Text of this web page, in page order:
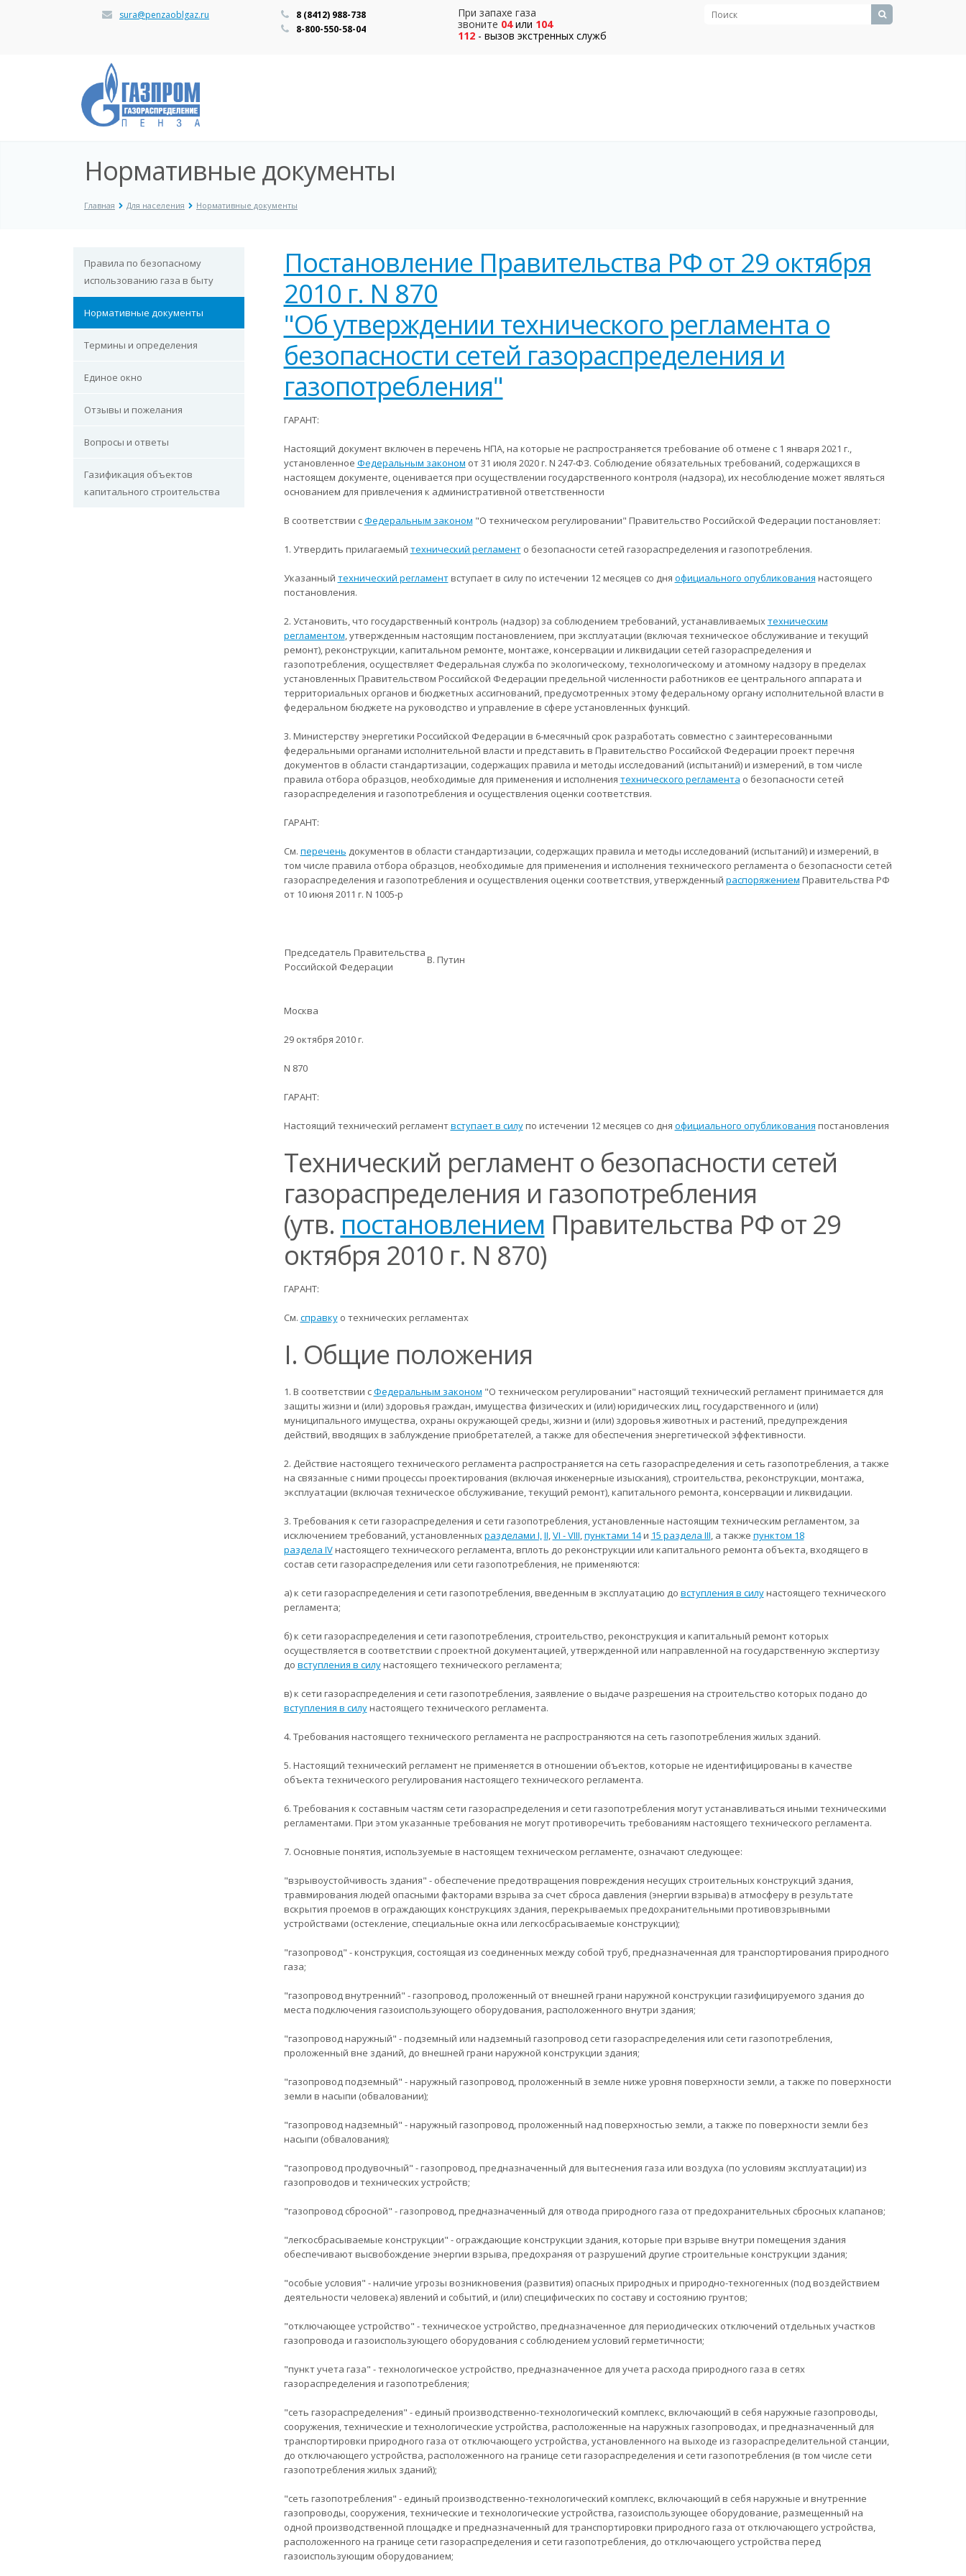
sura@penzaoblgaz.ru
8 (8412) 988-738
8-800-550-58-04
При запахе газа
звоните 04 или 104
112 - вызов экстренных служб
Нормативные документы
Главная Для населения Нормативные документы
Правила по безопасному
использованию газа в быту
Нормативные документы
Термины и определения
Единое окно
Отзывы и пожелания
Вопросы и ответы
Газификация объектов
капитального строительства
Постановление Правительства РФ от 29 октября
2010 г. N 870
"Об утверждении технического регламента о
безопасности сетей газораспределения и
газопотребления"
ГАРАНТ:
Настоящий документ включен в перечень НПА, на которые не распространяется требование об отмене с 1 января 2021 г.,
установленное Федеральным законом от 31 июля 2020 г. N 247-ФЗ. Соблюдение обязательных требований, содержащихся в
настоящем документе, оценивается при осуществлении государственного контроля (надзора), их несоблюдение может являться
основанием для привлечения к административной ответственности
В соответствии сФедеральным законом "О техническом регулировании" Правительство Российской Федерации постановляет:
1. Утвердить прилагаемый технический регламенто безопасности сетей газораспределения и газопотребления.
Указанный технический регламентвступает в силу по истечении 12 месяцев со дня официального опубликования настоящего
постановления.
2. Установить, что государственный контроль (надзор) за соблюдением требований, устанавливаемыхтехническим
регламентом, утвержденным настоящим постановлением, при эксплуатации (включая техническое обслуживание и текущий
ремонт), реконструкции, капитальном ремонте, монтаже, консервации и ликвидации сетей газораспределения и
газопотребления, осуществляет Федеральная служба по экологическому, технологическому и атомному надзору в пределах
установленных Правительством Российской Федерации предельной численности работников ее центрального аппарата и
территориальных органов и бюджетных ассигнований, предусмотренных этому федеральному органу исполнительной власти в
федеральном бюджете на руководство и управление в сфере установленных функций.
3. Министерству энергетики Российской Федерации в 6-месячный срок разработать совместно с заинтересованными
федеральными органами исполнительной власти и представить в Правительство Российской Федерации проект перечня
документов в области стандартизации, содержащих правила и методы исследований (испытаний) и измерений, в том числе
правила отбора образцов, необходимые для применения и исполнения технического регламента о безопасности сетей
газораспределения и газопотребления и осуществления оценки соответствия.
ГАРАНТ:
См. перечень документов в области стандартизации, содержащих правила и методы исследований (испытаний) и измерений, в
том числе правила отбора образцов, необходимые для применения и исполнения технического регламента о безопасности сетей
газораспределения и газопотребления и осуществления оценки соответствия, утвержденный распоряжением Правительства РФ
от 10 июня 2011 г. N 1005-р
Председатель Правительства
Российской Федерации
В. Путин
Москва
29 октября 2010 г.
N 870
ГАРАНТ:
Настоящий технический регламентвступает в силупо истечении 12 месяцев со дня официального опубликования постановления
Технический регламент о безопасности сетей
газораспределения и газопотребления
(утв. постановлением Правительства РФ от 29
октября 2010 г. N 870)
ГАРАНТ:
См. справкуо технических регламентах
I. Общие положения
1. В соответствии сФедеральным законом "О техническом регулировании" настоящий технический регламент принимается для
защиты жизни и (или) здоровья граждан, имущества физических и (или) юридических лиц, государственного и (или)
муниципального имущества, охраны окружающей среды, жизни и (или) здоровья животных и растений, предупреждения
действий, вводящих в заблуждение приобретателей, а также для обеспечения энергетической эффективности.
2. Действие настоящего технического регламента распространяется на сеть газораспределения и сеть газопотребления, а также
на связанные с ними процессы проектирования (включая инженерные изыскания), строительства, реконструкции, монтажа,
эксплуатации (включая техническое обслуживание, текущий ремонт), капитального ремонта, консервации и ликвидации.
3. Требования к сети газораспределения и сети газопотребления, установленные настоящим техническим регламентом, за
исключением требований, установленныхразделами I,II,VI - VIII,пунктами 14и 15 раздела III, а также пунктом 18
раздела IVнастоящего технического регламента, вплоть до реконструкции или капитального ремонта объекта, входящего в
состав сети газораспределения или сети газопотребления, не применяются:
а) к сети газораспределения и сети газопотребления, введенным в эксплуатацию до вступления в силунастоящего технического
регламента;
б) к сети газораспределения и сети газопотребления, строительство, реконструкция и капитальный ремонт которых
осуществляется в соответствии с проектной документацией, утвержденной или направленной на государственную экспертизу
до вступления в силунастоящего технического регламента;
в) к сети газораспределения и сети газопотребления, заявление о выдаче разрешения на строительство которых подано до
вступления в силунастоящего технического регламента.
4. Требования настоящего технического регламента не распространяются на сеть газопотребления жилых зданий.
5. Настоящий технический регламент не применяется в отношении объектов, которые не идентифицированы в качестве
объекта технического регулирования настоящего технического регламента.
6. Требования к составным частям сети газораспределения и сети газопотребления могут устанавливаться иными техническими
регламентами. При этом указанные требования не могут противоречить требованиям настоящего технического регламента.
7. Основные понятия, используемые в настоящем техническом регламенте, означают следующее:
"взрывоустойчивость здания" - обеспечение предотвращения повреждения несущих строительных конструкций здания,
травмирования людей опасными факторами взрыва за счет сброса давления (энергии взрыва) в атмосферу в результате
вскрытия проемов в ограждающих конструкциях здания, перекрываемых предохранительными противовзрывными
устройствами (остекление, специальные окна или легкосбрасываемые конструкции);
"газопровод" - конструкция, состоящая из соединенных между собой труб, предназначенная для транспортирования природного
газа;
"газопровод внутренний" - газопровод, проложенный от внешней грани наружной конструкции газифицируемого здания до
места подключения газоиспользующего оборудования, расположенного внутри здания;
"газопровод наружный" - подземный или надземный газопровод сети газораспределения или сети газопотребления,
проложенный вне зданий, до внешней грани наружной конструкции здания;
"газопровод подземный" - наружный газопровод, проложенный в земле ниже уровня поверхности земли, а также по поверхности
земли в насыпи (обваловании);
"газопровод надземный" - наружный газопровод, проложенный над поверхностью земли, а также по поверхности земли без
насыпи (обвалования);
"газопровод продувочный" - газопровод, предназначенный для вытеснения газа или воздуха (по условиям эксплуатации) из
газопроводов и технических устройств;
"газопровод сбросной" - газопровод, предназначенный для отвода природного газа от предохранительных сбросных клапанов;
"легкосбрасываемые конструкции" - ограждающие конструкции здания, которые при взрыве внутри помещения здания
обеспечивают высвобождение энергии взрыва, предохраняя от разрушений другие строительные конструкции здания;
"особые условия" - наличие угрозы возникновения (развития) опасных природных и природно-техногенных (под воздействием
деятельности человека) явлений и событий, и (или) специфических по составу и состоянию грунтов;
"отключающее устройство" - техническое устройство, предназначенное для периодических отключений отдельных участков
газопровода и газоиспользующего оборудования с соблюдением условий герметичности;
"пункт учета газа" - технологическое устройство, предназначенное для учета расхода природного газа в сетях
газораспределения и газопотребления;
"сеть газораспределения" - единый производственно-технологический комплекс, включающий в себя наружные газопроводы,
сооружения, технические и технологические устройства, расположенные на наружных газопроводах, и предназначенный для
транспортировки природного газа от отключающего устройства, установленного на выходе из газораспределительной станции,
до отключающего устройства, расположенного на границе сети газораспределения и сети газопотребления (в том числе сети
газопотребления жилых зданий);
"сеть газопотребления" - единый производственно-технологический комплекс, включающий в себя наружные и внутренние
газопроводы, сооружения, технические и технологические устройства, газоиспользующее оборудование, размещенный на
одной производственной площадке и предназначенный для транспортировки природного газа от отключающего устройства,
расположенного на границе сети газораспределения и сети газопотребления, до отключающего устройства перед
газоиспользующим оборудованием;